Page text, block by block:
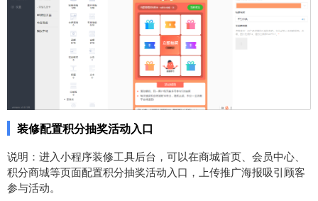
装修配置积分抽奖活动入口
说明：进入小程序装修工具后台，可以在商城首页、会员中心、
积分商城等页面配置积分抽奖活动入口，上传推广海报吸引顾客
参与活动。